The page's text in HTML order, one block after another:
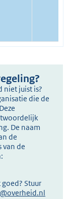
niet juist is?
die de
De naam
de
van de
Stuur